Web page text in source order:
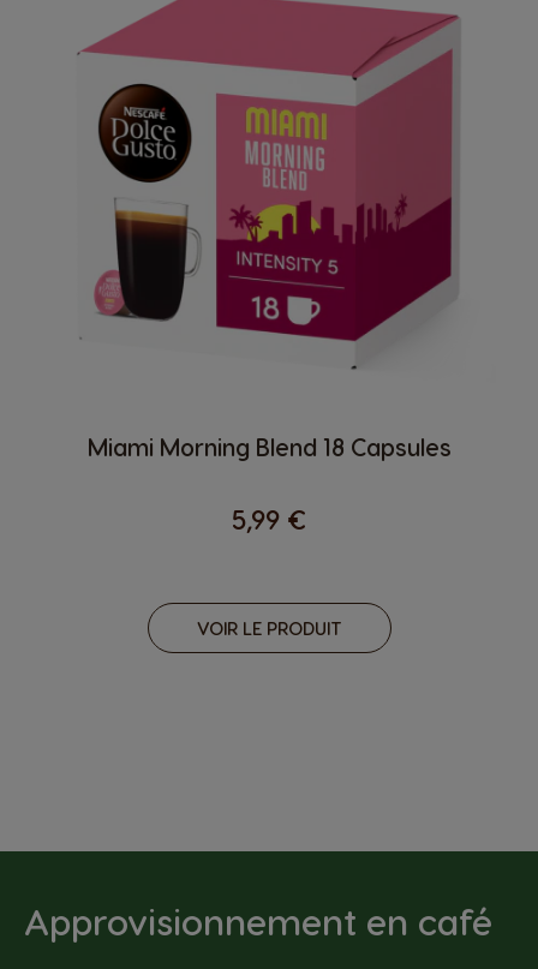
Miami Morning Blend 18 Capsules
5,99 €
VOIR LE PRODUIT
Approvisionnement en café